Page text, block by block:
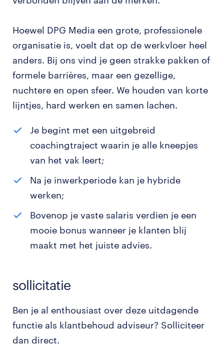
Hoewel DPG Media een grote, professionele
organisatie is, voelt dat op de werkvloer heel
anders. Bij ons vind je geen strakke pakken of
formele barrières, maar een gezellige,
nuchtere en open sfeer. We houden van korte
lijntjes, hard werken en samen lachen.
Je begint met een uitgebreid
coachingtraject waarin je alle kneepjes
van het vak leert;
Na je inwerkperiode kan je hybride
werken;
Bovenop je vaste salaris verdien je een
mooie bonus wanneer je klanten blij
maakt met het juiste advies.
sollicitatie
Ben je al enthousiast over deze uitdagende
functie als klantbehoud adviseur? Solliciteer
dan direct.